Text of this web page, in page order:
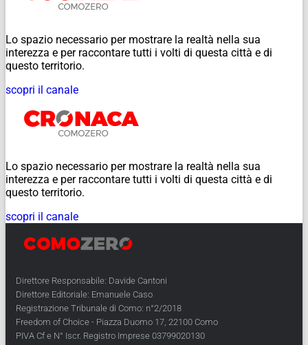
Lo spazio necessario per mostrare la realtà nella sua
interezza e per raccontare tutti i volti di questa città e di
questo territorio.
scopri il canale
Lo spazio necessario per mostrare la realtà nella sua
interezza e per raccontare tutti i volti di questa città e di
questo territorio.
scopri il canale
Direttore Responsabile: Davide Cantoni
Direttore Editoriale: Emanuele Caso
Registrazione Tribunale di Como: n°2/2018
Freedom of Choice - Piazza Duomo 17, 22100 Como
PIVA Cf e N° Iscr. Registro Imprese 03799020130